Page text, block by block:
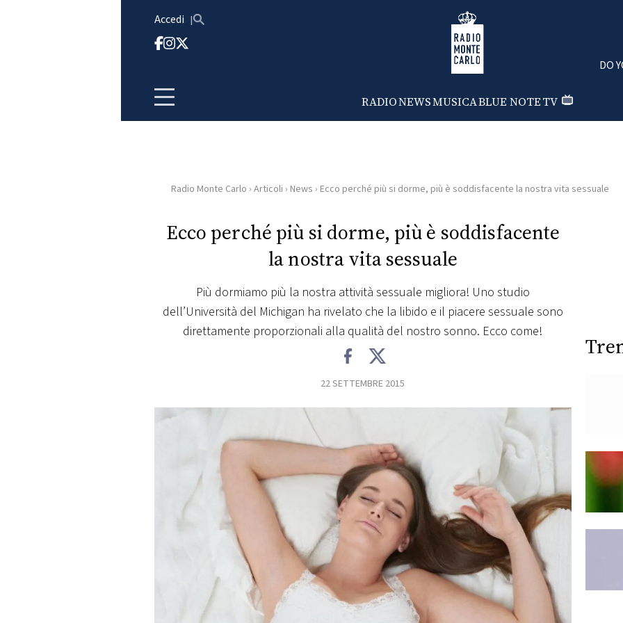
Accedi Radio Monte Carlo
RADIONEWSMUSICABLUE NOTETV
DO
HOME
RADIO
PLAYLIST
FOTO
VIDEO
PRINCIPATO
Radio Monte Carlo › Articoli › News › Ecco perché più si dorme, più è soddisfacente la nostra vita sessuale
Ecco perché più si dorme, più è soddisfacente
la nostra vita sessuale
Più dormiamo più la nostra attività sessuale migliora! Uno studio
dell’Università del Michigan ha rivelato che la libido e il piacere sessuale sono
direttamente proporzionali alla qualità del nostro sonno. Ecco come!
22 SETTEMBRE 2015